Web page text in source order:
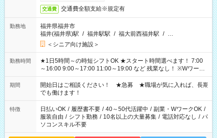
交通費 交通費全額支給※規定有
勤務地
福井県福井市
福井(福井県)駅 / 福井駅駅 / 福大前西福井駅 / …
＜シニア向け施設＞
勤務時間
★1日5時間～の時短シフトOK ★スタート時間選べます！ 7:00
～16:00 9:00～17:00 11:00～19:00 など 残業なし！ ※Wワーク
の場合、他のお仕事と合わせ週40時間超の就業はご案内できま
せん ※法令に基づき、週20時間以上勤務は社会保険への加入対
象となります ※労働者派遣法（日雇い派遣の原則禁止）によ
り、短時間・短期間の就業はご案内が難しい場合があります
期間
開始日はご相談ください！ ★急募 ★職場が気に入れば、長期
でも働けます！
特徴 日払いOK / 履歴書不要 / 40～50代活躍中 / 副業・WワークOK /
服装自由 / シフト勤務 / 10名以上の大量募集 / 電話対応なし / パ
ソコンスキル不要